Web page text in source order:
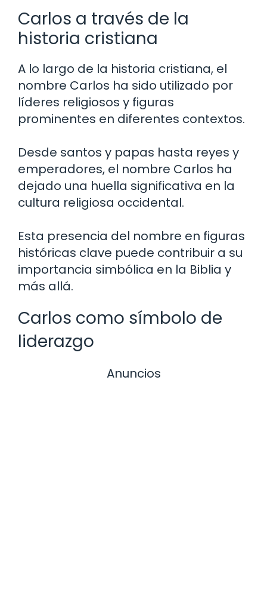
Carlos a través de la
historia cristiana
A lo largo de la historia cristiana, el
nombre Carlos ha sido utilizado por
líderes religiosos y figuras
prominentes en diferentes contextos.
Desde santos y papas hasta reyes y
emperadores, el nombre Carlos ha
dejado una huella significativa en la
cultura religiosa occidental.
Esta presencia del nombre en figuras
históricas clave puede contribuir a su
importancia simbólica en la Biblia y
más allá.
Carlos como símbolo de
liderazgo
Anuncios